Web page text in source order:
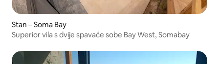
Stan – Soma Bay
Superior vila s dvije spavaće sobe Bay West, Somabay